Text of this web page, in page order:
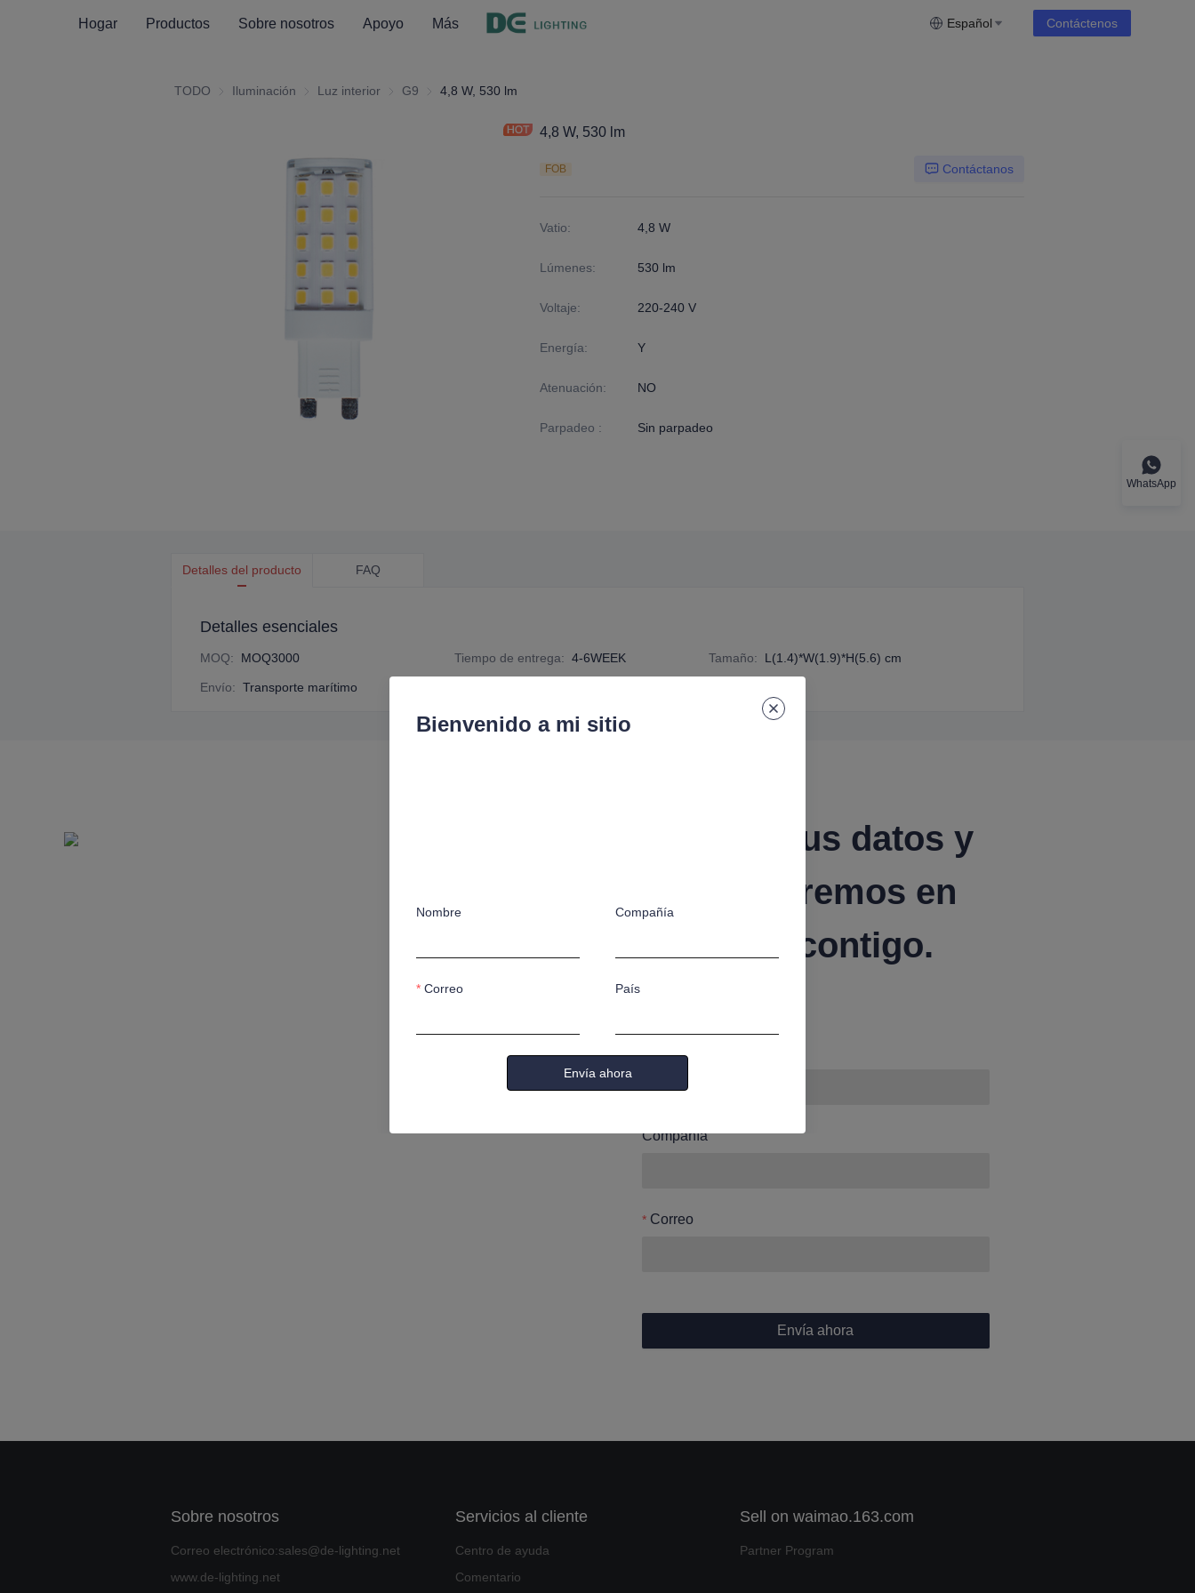
Hogar Productos Sobre nosotros Apoyo Más Español Contáctenos
TODO Iluminación Iluminación
Luz interior Luz interior
G9 G9 4,8 W, 530 lm
4,8 W, 530 lm
FOB Contáctanos
Vatio: 4,8 W
Lúmenes: 530 lm
Voltaje: 220-240 V
Energía: Y
Atenuación: NO
Parpadeo : Sin parpadeo
Detalles del producto FAQ
Detalles esenciales
MOQ: MOQ3000 Tiempo de entrega: 4-6WEEK Tamaño: L(1.4)*W(1.9)*H(5.6) cm
Envío: Transporte marítimo
Déjanos tus datos y
nos pondremos en
contacto contigo.
Nombre
Compañía
Correo
Envía ahora
Sobre nosotros
Correo electrónico:sales@de-lighting.net
www.de-lighting.net
Servicios al cliente
Centro de ayuda
Comentario
Sell on waimao.163.com
Partner Program
WhatsApp
Bienvenido a mi sitio
Nombre Compañía
Correo País
Envía ahora